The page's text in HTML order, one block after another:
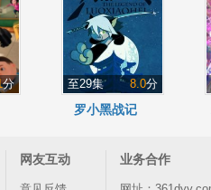
分 至29集 8.0分
罗小黑战记
网友互动 业务合作